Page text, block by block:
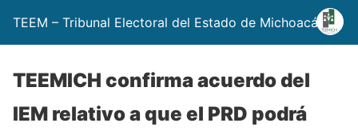
TEEM – Tribunal Electoral del Estado de Michoacán
TEEMICH confirma acuerdo del
IEM relativo a que el PRD podrá